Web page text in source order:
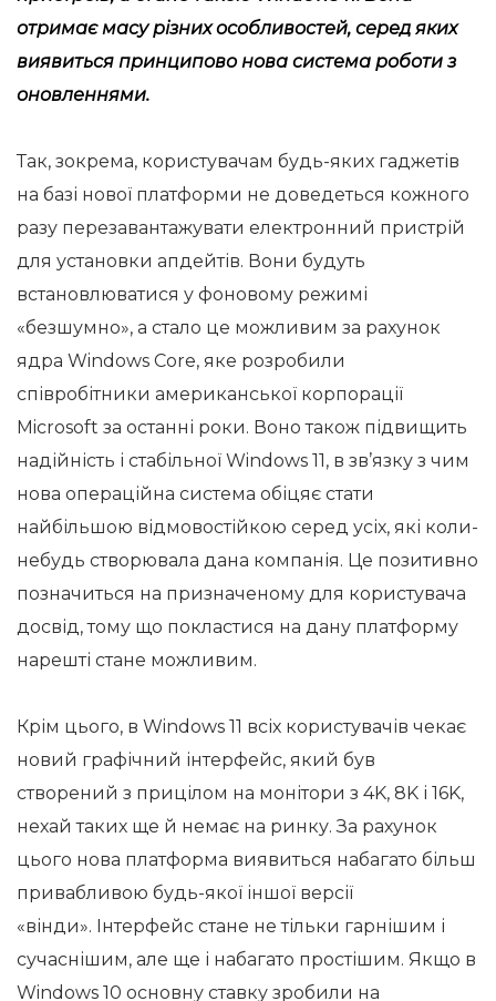
отримає масу різних особливостей, серед яких
виявиться принципово нова система роботи з
оновленнями.
Так, зокрема, користувачам будь-яких гаджетів
на базі нової платформи не доведеться кожного
разу перезавантажувати електронний пристрій
для установки апдейтів. Вони будуть
встановлюватися у фоновому режимі
«безшумно», а стало це можливим за рахунок
ядра Windows Core, яке розробили
співробітники американської корпорації
Microsoft за останні роки. Воно також підвищить
надійність і стабільної Windows 11, в зв’язку з чим
нова операційна система обіцяє стати
найбільшою відмовостійкою серед усіх, які коли-
небудь створювала дана компанія. Це позитивно
позначиться на призначеному для користувача
досвід, тому що покластися на дану платформу
нарешті стане можливим.
Крім цього, в Windows 11 всіх користувачів чекає
новий графічний інтерфейс, який був
створений з прицілом на монітори з 4K, 8K і 16K,
нехай таких ще й немає на ринку. За рахунок
цього нова платформа виявиться набагато більш
привабливою будь-якої іншої версії
«вінди». Інтерфейс стане не тільки гарнішим і
сучаснішим, але ще і набагато простішим. Якщо в
Windows 10 основну ставку зробили на